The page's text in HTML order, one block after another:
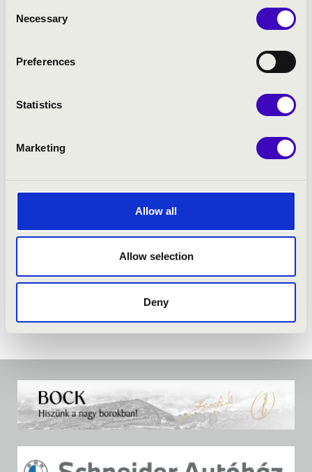
Selection
Necessary
Preferences
Statistics
Marketing
Allow all
Allow selection
Deny
művészeti vezető: